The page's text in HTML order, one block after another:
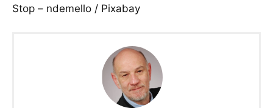
Stop – ndemello / Pixabay